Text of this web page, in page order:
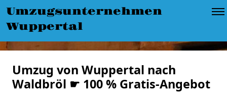
Umzugsunternehmen
Wuppertal
Umzug von Wuppertal nach
Waldbröl ☛ 100 % Gratis-Angebot